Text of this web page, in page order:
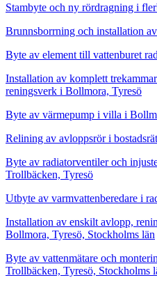
Stambyte och ny rördragning i
Brunnsborrning och installation
Byte av element till vattenburet
Installation av komplett
reningsverk i Bollmora, Tyresö
Byte av värmepump i villa i
Relining av avloppsrör i
Byte av radiatorventiler och
Trollbäcken, Tyresö
Utbyte av varmvattenberedare i
Installation av enskilt avlopp,
Bollmora, Tyresö, Stockholms län
Byte av vattenmätare och
Trollbäcken, Tyresö, Stockholms